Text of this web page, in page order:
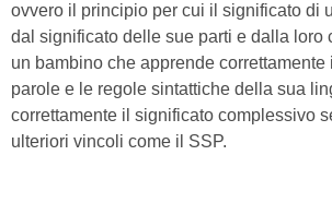
ovvero il principio per cui il significato di
dal significato delle sue parti e dalla
un bambino che apprende
parole e le regole sintattiche della sua
correttamente il significato complessivo
ulteriori vincoli come il SSP.